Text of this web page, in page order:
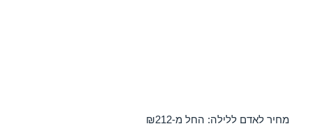
מחיר לאדם ללילה: החל מ-₪212